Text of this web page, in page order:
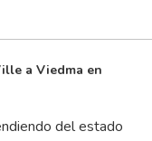
a Viedma en
del estado